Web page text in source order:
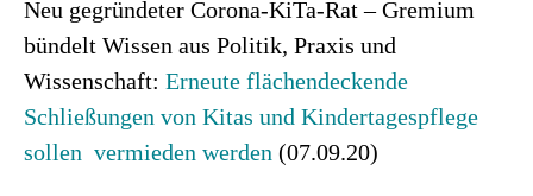
Neu gegründeter Corona-KiTa-Rat – Gremium
bündelt Wissen aus Politik, Praxis und
Wissenschaft: Erneute flächendeckende
Schließungen von Kitas und Kindertagespflege
sollen vermieden werden (07.09.20)